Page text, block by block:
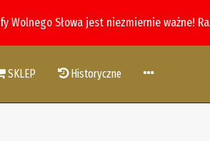
Wolnego Słowa jest niezmiernie ważne!
SKLEP Historyczne